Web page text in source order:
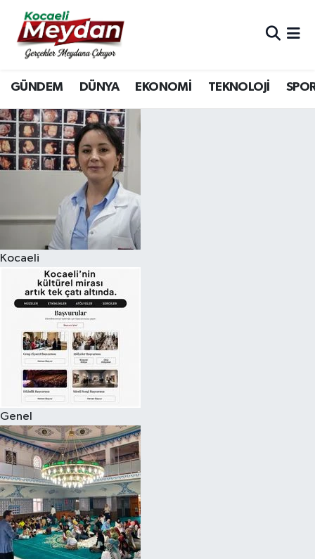
GÜNDEM DÜNYA EKONOMİ TEKNOLOJİ
Kocaeli
Genel
Nöbetçi Eczaneler
Hava Durumu
Trafik Durumu
Süper Lig Puan Durumu ve Fikstür
Tüm Manşetler
Son Dakika Haberleri
Haber Arşivi